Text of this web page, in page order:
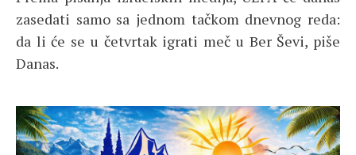
zasedati samo sa jednom tačkom dnevnog reda:
da li će se u četvrtak igrati meč u Ber Ševi, piše
Danas.